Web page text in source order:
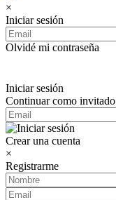
×
Iniciar sesión
Olvidé mi contraseña
Iniciar sesión
Continuar como invitado
Crear una cuenta
×
Registrarme